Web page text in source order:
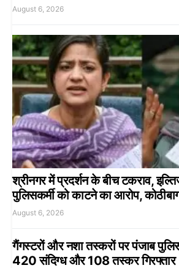
August 6, 2026
श्रीनगर में प्रदर्शन के बीच टकराव,
पुलिसकर्मी को काटने का आरोप,
August 6, 2026
गैंगस्टरों और नशा तस्करों पर पंजाब पुलिस
420 संदिग्ध और 108 तस्कर गिरफ्तार